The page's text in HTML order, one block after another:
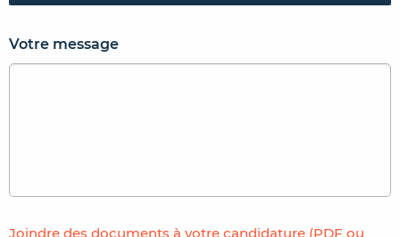
Votre message
Joindre des documents à votre candidature (PDF ou